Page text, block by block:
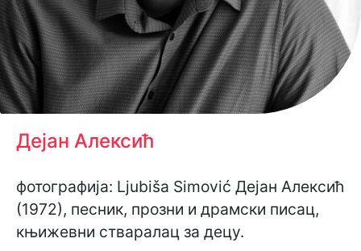
Дејан Алексић
фотографија: Ljubiša Simović Дејан Алексић
(1972), песник, прозни и драмски писац,
књижевни стваралац за децу.